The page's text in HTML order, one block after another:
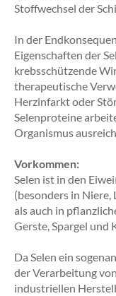
Stoffwechsel der
In der
Eigenschaften der
krebsschützende
therapeutische
Herzinfarkt oder
Selenproteine
Organismus
Vorkommen:
Selen ist in den
(besonders in Niere,
als auch in
Gerste, Spargel und
Da Selen ein
der Verarbeitung
industriellen